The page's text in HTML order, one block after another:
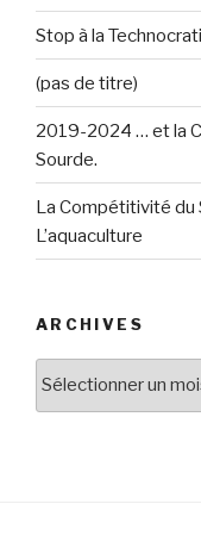
Stop à la
(pas de titre)
2019-2024 … et la
Sourde.
La Compétitivité du
L’aquaculture
ARCHIVES